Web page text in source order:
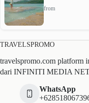
from
TRAVELSPROMO
travelspromo.com platform
dari INFINITI MEDIA
WhatsApp